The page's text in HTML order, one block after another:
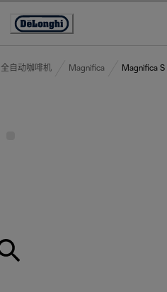
Accessibility
全自动咖啡机 Magnifica Magnifica S